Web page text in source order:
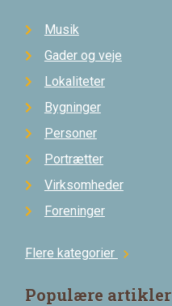
Musik
Gader og veje
Lokaliteter
Bygninger
Personer
Portrætter
Virksomheder
Foreninger
Flere kategorier chevron_right
Populære artikler